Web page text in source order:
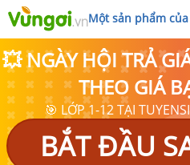
Một sản phẩm
💥 NGÀY HỘI TRẢ
THEO GIÁ
🎯 LỚP 1-12 TẠI
BẮT ĐẦU